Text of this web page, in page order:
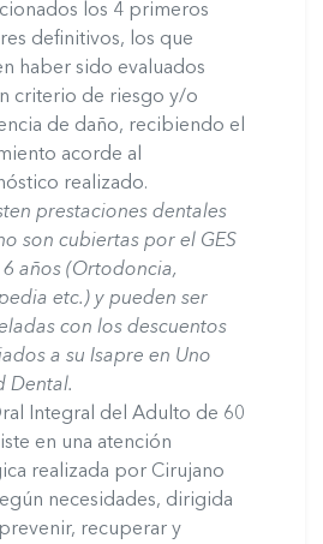
los 4 primeros
definitivos, los que
haber sido evaluados
criterio de riesgo y/o
de daño, recibiendo el
acorde al
realizado.
prestaciones dentales
son cubiertas por el GES
años (Ortodoncia,
etc.) y pueden ser
con los descuentos
a su Isapre en Uno
Dental.
Integral del Adulto de 60
en una atención
realizada por Cirujano
necesidades, dirigida
recuperar y